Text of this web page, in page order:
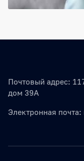
Почтовый адрес:
дом 39А
Электронная почта: